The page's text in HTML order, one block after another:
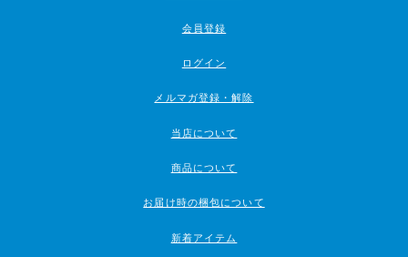
会員登録
ログイン
メルマガ登録・解除
当店について
商品について
お届け時の梱包について
新着アイテム